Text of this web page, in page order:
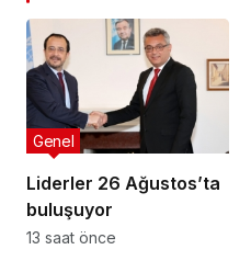
Liderler 26 Ağustos’ta
buluşuyor
Genel
13 saat önce